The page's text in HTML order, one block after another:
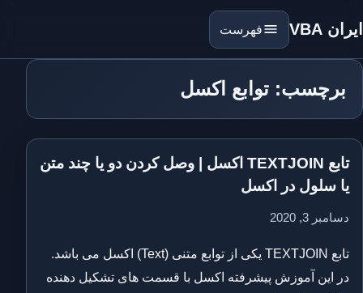
ایران VBA فهرست
برچسب: توابع اکسل
تابع TEXTJOIN اکسل | وصل کردن دو یا چند متن
یا سلول در اکسل
دسامبر 3, 2020
تابع TEXTJOIN یکی از توابع متنی (Text) اکسل می باشد.
در این آموزش پیشرفته اکسل با قسمت های تشکیل دهنده